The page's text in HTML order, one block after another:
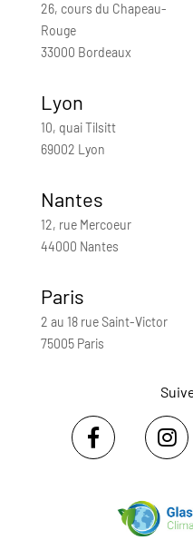
26, cours du Chapeau-
Rouge
33000 Bordeaux
Lyon
10, quai Tilsitt
69002 Lyon
Nantes
12, rue Mercoeur
44000 Nantes
Paris
2 au 18 rue Saint-Victor
75005 Paris